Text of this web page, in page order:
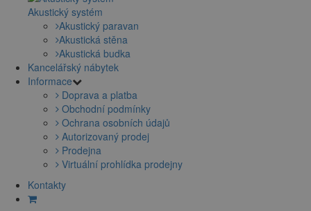
Akustický systém
Akustický paravan
Akustická stěna
Akustická budka
Kancelářský nábytek
Informace
Doprava a platba
Obchodní podmínky
Ochrana osobních údajů
Autorizovaný prodej
Prodejna
Virtuální prohlídka prodejny
Kontakty